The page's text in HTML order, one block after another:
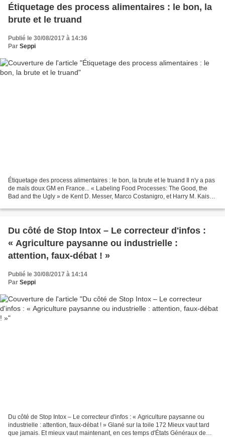
Étiquetage des process alimentaires : le bon, la
brute et le truand
Publié le 30/08/2017 à 14:36
Par Seppi
Étiquetage des process alimentaires : le bon, la brute et le truand Il n'y a pas
de maïs doux GM en France... « Labeling Food Processes: The Good, the
Bad and the Ugly » de Kent D. Messer, Marco Costanigro, et Harry M. Kaiser,
Du côté de Stop Intox – Le correcteur d'infos :
« Agriculture paysanne ou industrielle :
attention, faux-débat ! »
Publié le 30/08/2017 à 14:14
Par Seppi
Du côté de Stop Intox – Le correcteur d'infos : « Agriculture paysanne ou
industrielle : attention, faux-débat ! » Glané sur la toile 172 Mieux vaut tard
que jamais. Et mieux vaut maintenant, en ces temps d'États Généraux de